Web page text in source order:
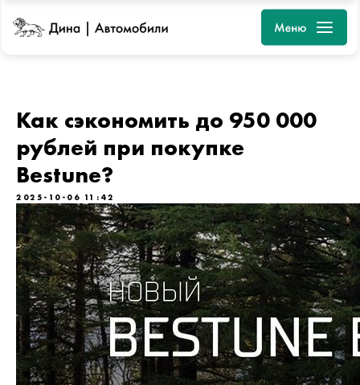
Как сэкономить до 950 000
рублей при покупке
Bestune?
2025-10-06 11:42